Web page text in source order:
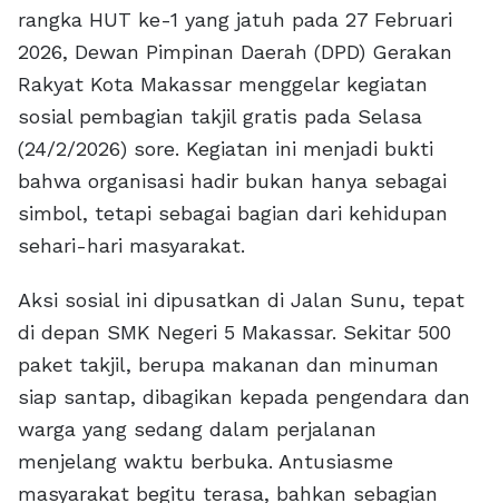
rangka HUT ke-1 yang jatuh pada 27 Februari
2026, Dewan Pimpinan Daerah (DPD) Gerakan
Rakyat Kota Makassar menggelar kegiatan
sosial pembagian takjil gratis pada Selasa
(24/2/2026) sore. Kegiatan ini menjadi bukti
bahwa organisasi hadir bukan hanya sebagai
simbol, tetapi sebagai bagian dari kehidupan
sehari-hari masyarakat.
Aksi sosial ini dipusatkan di Jalan Sunu, tepat
di depan SMK Negeri 5 Makassar. Sekitar 500
paket takjil, berupa makanan dan minuman
siap santap, dibagikan kepada pengendara dan
warga yang sedang dalam perjalanan
menjelang waktu berbuka. Antusiasme
masyarakat begitu terasa, bahkan sebagian